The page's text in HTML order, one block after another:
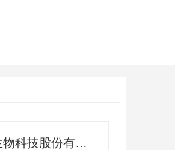
西安天美生物科技股份有限公司